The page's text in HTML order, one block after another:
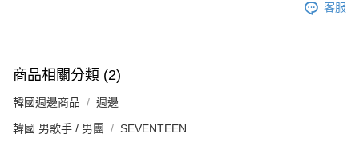
客服
商品相關分類 (2)
韓國週邊商品 週邊
韓國 男歌手 / 男團 SEVENTEEN